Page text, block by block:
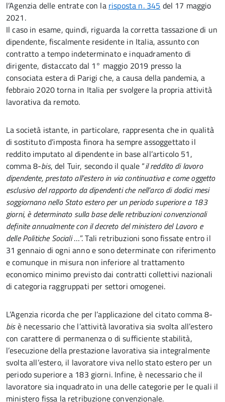
l’Agenzia delle entrate con la risposta n. 345 del 17 maggio
2021.
Il caso in esame, quindi, riguarda la corretta tassazione di un
dipendente, fiscalmente residente in Italia, assunto con
contratto a tempo indeterminato e inquadramento di
dirigente, distaccato dal 1° maggio 2019 presso la
consociata estera di Parigi che, a causa della pandemia, a
febbraio 2020 torna in Italia per svolgere la propria attività
lavorativa da remoto.
La società istante, in particolare, rappresenta che in qualità
di sostituto d’imposta finora ha sempre assoggettato il
reddito imputato al dipendente in base all’articolo 51,
comma 8-bis, del Tuir, secondo il quale “il reddito di lavoro
dipendente, prestato all’estero in via continuativa e come oggetto
esclusivo del rapporto da dipendenti che nell’arco di dodici mesi
soggiornano nello Stato estero per un periodo superiore a 183
giorni, è determinato sulla base delle retribuzioni convenzionali
definite annualmente con il decreto del ministero del Lavoro e
delle Politiche Sociali…”. Tali retribuzioni sono fissate entro il
31 gennaio di ogni anno e sono determinate con riferimento
e comunque in misura non inferiore al trattamento
economico minimo previsto dai contratti collettivi nazionali
di categoria raggruppati per settori omogenei.
L’Agenzia ricorda che per l’applicazione del citato comma 8-
bisè necessario che l’attività lavorativa sia svolta all’estero
con carattere di permanenza o di sufficiente stabilità,
l’esecuzione della prestazione lavorativa sia integralmente
svolta all’estero, il lavoratore viva nello stato estero per un
periodo superiore a 183 giorni. Infine, è necessario che il
lavoratore sia inquadrato in una delle categorie per le quali il
ministero fissa la retribuzione convenzionale.